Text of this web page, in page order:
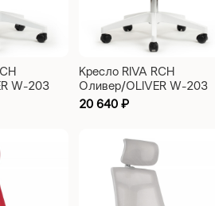
W-203
Кресло RIVA RCH
Оливер/OLIVER W-203
AC синий
20 640₽